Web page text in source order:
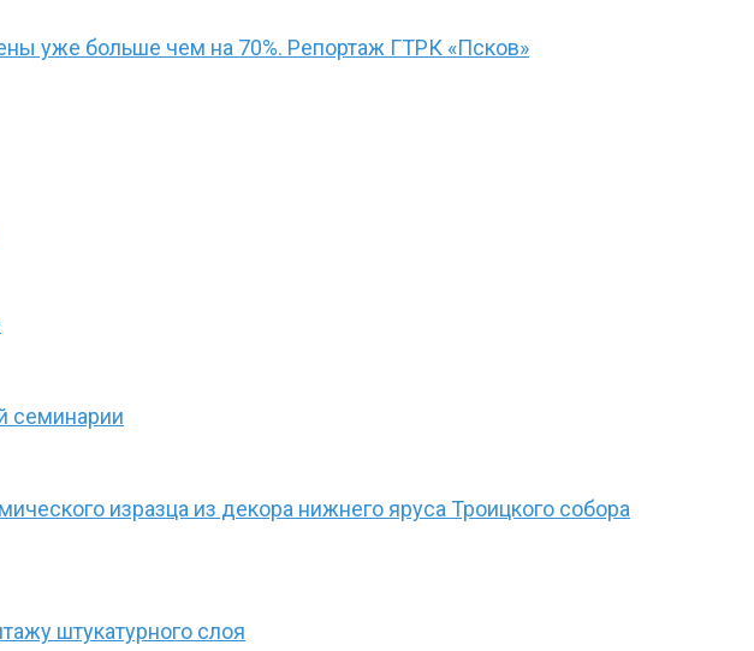
уже больше чем на 70%. Репортаж ГТРК «Псков»
семинарии
изразца из декора нижнего яруса Троицкого собора
штукатурного слоя